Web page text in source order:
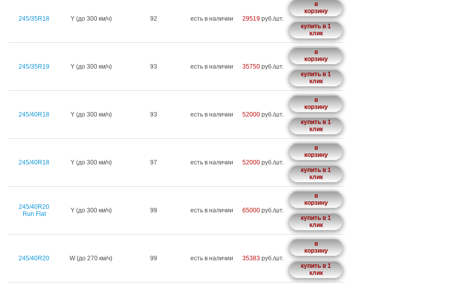
245/35R18 Y (до 300 км/ч) 92 есть в наличии 29519 руб./шт.
в
корзину
купить в 1
клик
245/35R19 Y (до 300 км/ч) 93 есть в наличии 35750 руб./шт.
в
корзину
купить в 1
клик
245/40R18 Y (до 300 км/ч) 93 есть в наличии 52000 руб./шт.
в
корзину
купить в 1
клик
245/40R18 Y (до 300 км/ч) 97 есть в наличии 52000 руб./шт.
в
корзину
купить в 1
клик
245/40R20
Run Flat
Y (до 300 км/ч) 99 есть в наличии 65000 руб./шт.
в
корзину
купить в 1
клик
245/40R20 W (до 270 км/ч) 99 есть в наличии 35383 руб./шт.
в
корзину
купить в 1
клик